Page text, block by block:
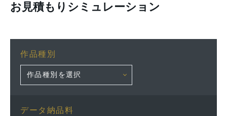
お見積もりシミュレーション
作品種別
データ納品料